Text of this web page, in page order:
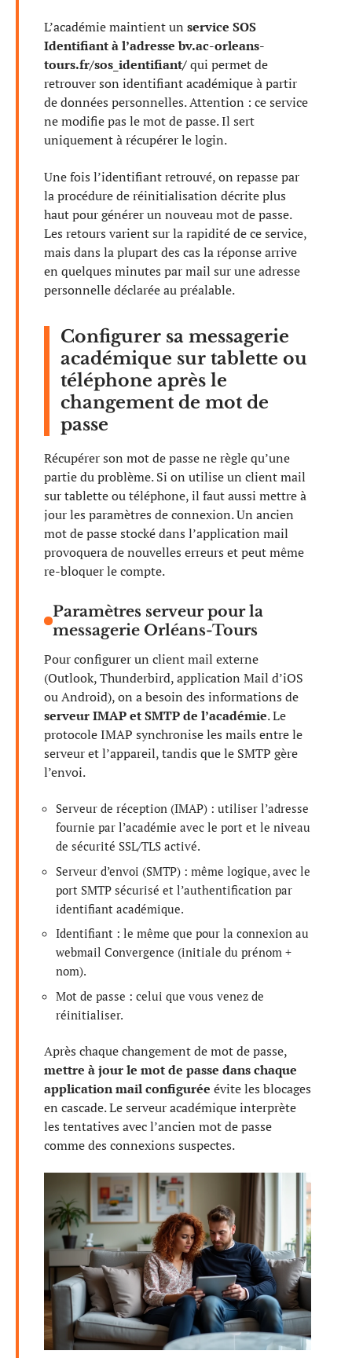
L’académie maintient un service SOS
Identifiant à l’adresse bv.ac-orleans-
tours.fr/sos_identifiant/qui permet de
retrouver son identifiant académique à partir
de données personnelles. Attention : ce service
ne modifie pas le mot de passe. Il sert
uniquement à récupérer le login.
Une fois l’identifiant retrouvé, on repasse par
la procédure de réinitialisation décrite plus
haut pour générer un nouveau mot de passe.
Les retours varient sur la rapidité de ce service,
mais dans la plupart des cas la réponse arrive
en quelques minutes par mail sur une adresse
personnelle déclarée au préalable.
Configurer sa messagerie
académique sur tablette ou
téléphone après le
changement de mot de
passe
Récupérer son mot de passe ne règle qu’une
partie du problème. Si on utilise un client mail
sur tablette ou téléphone, il faut aussi mettre à
jour les paramètres de connexion. Un ancien
mot de passe stocké dans l’application mail
provoquera de nouvelles erreurs et peut même
re-bloquer le compte.
Paramètres serveur pour la
messagerie Orléans-Tours
Pour configurer un client mail externe
(Outlook, Thunderbird, application Mail d’iOS
ou Android), on a besoin des informations de
serveur IMAP et SMTP de l’académie. Le
protocole IMAP synchronise les mails entre le
serveur et l’appareil, tandis que le SMTP gère
l’envoi.
Serveur de réception (IMAP) : utiliser l’adresse
fournie par l’académie avec le port et le niveau
de sécurité SSL/TLS activé.
Serveur d’envoi (SMTP) : même logique, avec le
port SMTP sécurisé et l’authentification par
identifiant académique.
Identifiant : le même que pour la connexion au
webmail Convergence (initiale du prénom +
nom).
Mot de passe : celui que vous venez de
réinitialiser.
Après chaque changement de mot de passe,
mettre à jour le mot de passe dans chaque
application mail configurée évite les blocages
en cascade. Le serveur académique interprète
les tentatives avec l’ancien mot de passe
comme des connexions suspectes.